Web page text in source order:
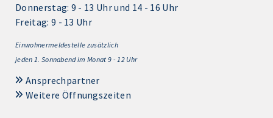
Donnerstag: 9 - 13 Uhr und 14 - 16 Uhr
Freitag: 9 - 13 Uhr
Einwohnermeldestelle zusätzlich
jeden 1. Sonnabend im Monat 9 - 12 Uhr
Ansprechpartner
Weitere Öffnungszeiten